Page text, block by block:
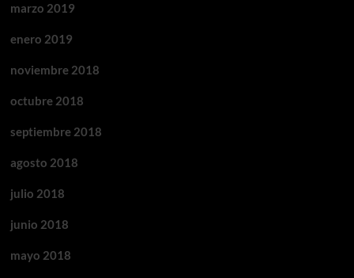
marzo 2019
enero 2019
noviembre 2018
octubre 2018
septiembre 2018
agosto 2018
julio 2018
junio 2018
mayo 2018